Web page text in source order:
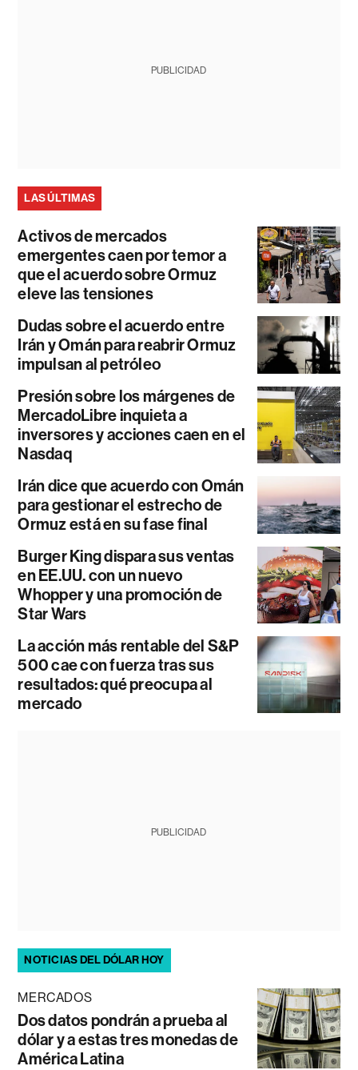
PUBLICIDAD
LAS ÚLTIMAS
Activos de mercados
emergentes caen por temor a
que el acuerdo sobre Ormuz
eleve las tensiones
Dudas sobre el acuerdo entre
Irán y Omán para reabrir Ormuz
impulsan al petróleo
Presión sobre los márgenes de
MercadoLibre inquieta a
inversores y acciones caen en el
Nasdaq
Irán dice que acuerdo con Omán
para gestionar el estrecho de
Ormuz está en su fase final
Burger King dispara sus ventas
en EE.UU. con un nuevo
Whopper y una promoción de
Star Wars
La acción más rentable del S&P
500 cae con fuerza tras sus
resultados: qué preocupa al
mercado
PUBLICIDAD
NOTICIAS DEL DÓLAR HOY
MERCADOS
Dos datos pondrán a prueba al
dólar y a estas tres monedas de
América Latina